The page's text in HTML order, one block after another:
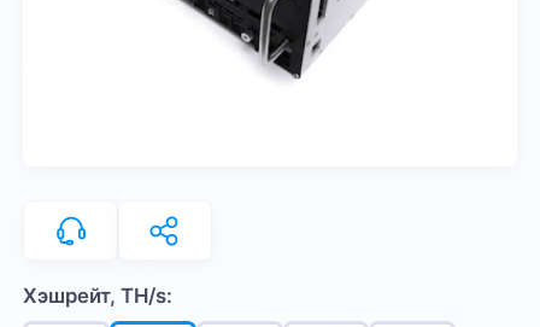
Хэшрейт, TH/s: